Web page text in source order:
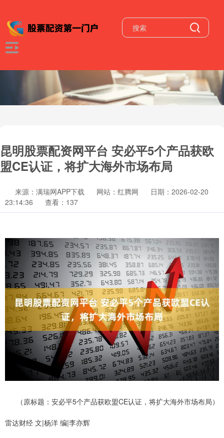
昆明股票配资网平台 安必平5个产品获欧
盟CE认证，将扩大海外市场布局
来源：满瑞网APP下载 网站：红腾网
日期：2026-02-20
23:14:36
查看：137
（原标题：安必平5个产品获欧盟CE认证，将扩大海外市场布局）
雷达财经 文|杨洋 编|李亦辉